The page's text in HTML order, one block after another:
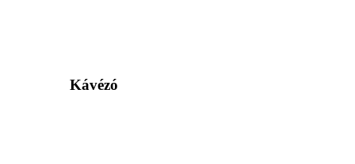
Kávézó